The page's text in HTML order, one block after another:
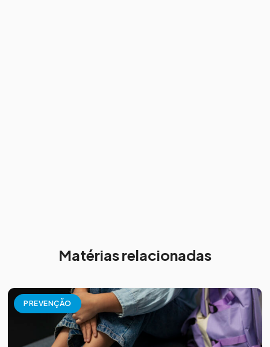
Matérias relacionadas
PREVENÇÃO